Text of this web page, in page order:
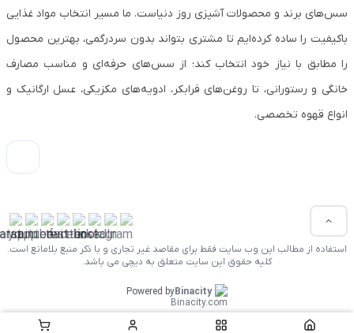
سس‌های برند و محصولات آشپزی روز دنیاست. ما مسیر انتخاب مواد غذایی
باکیفیت را ساده کرده‌ایم تا مشتری بتواند بدون سردرگمی، بهترین محصول
را مطابق با نیاز خود انتخاب کند؛ از سس‌های حرفه‌ای و مناسب مصارف
خانگی و رستورانی، تا روغن‌های فرابکر، ادویه‌های مکزیکی، عسل ارگانیک و
انواع قهوه تخصصی.
استفاده از مطالب این وب سایت فقط برای مقاصد غیر تجاری و با ذکر منبع بلامانع است.
کلیه حقوق این سایت متعلق به دیچی می باشد.
Powered byBinacity